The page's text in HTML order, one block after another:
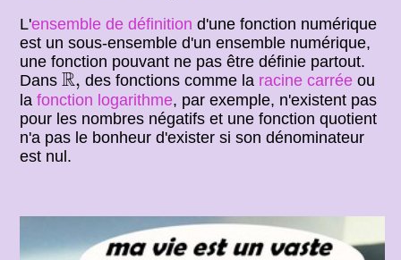
L'ensemble de définition d'une fonction numérique
est un sous-ensemble d'un ensemble numérique,
une fonction pouvant ne pas être définie partout.
DansR,
R, des fonctions comme la racine carrée ou
lafonction logarithme, par exemple, n'existent pas
pour les nombres négatifs et une fonction quotient
n'a pas le bonheur d'exister si son dénominateur
est nul.